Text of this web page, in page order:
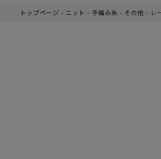
トップページ ニット 手編み糸 その他 レ